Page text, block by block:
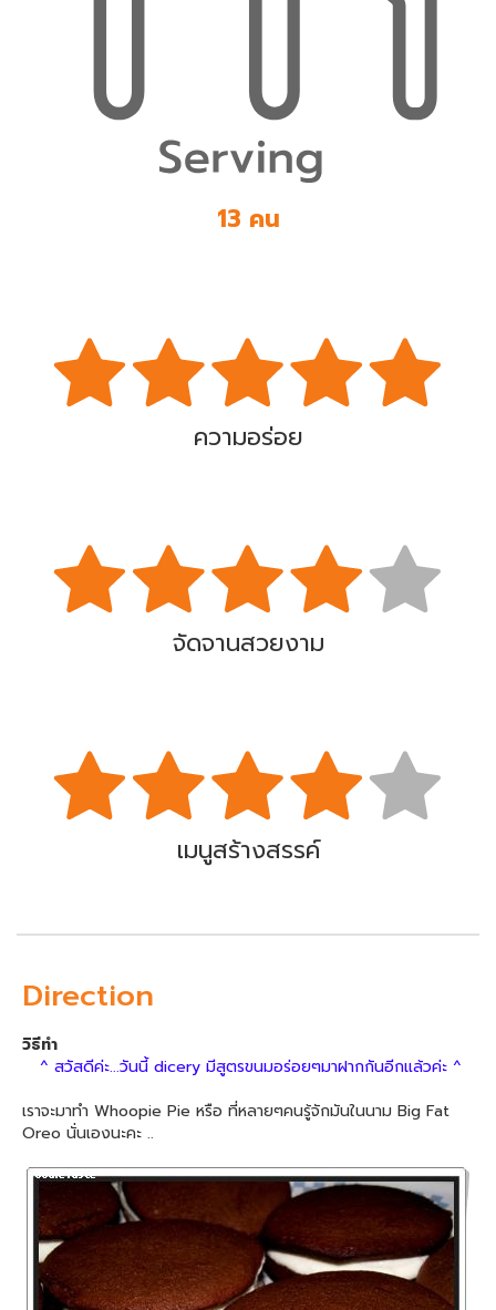
13 คน
ความอร่อย
จัดจานสวยงาม
เมนูสร้างสรรค์
Direction
วิธีทำ
^ สวัสดีค่ะ...วันนี้ dicery มีสูตรขนมอร่อยๆมาฝากกันอีกแล้วค่ะ ^
เราจะมาทำ Whoopie Pie หรือ ที่หลายๆคนรู้จักมันในนาม Big Fat
Oreo นั่นเองนะคะ ..